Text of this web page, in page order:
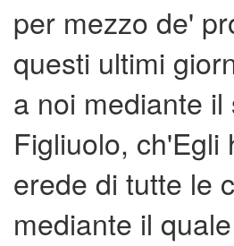
per mezzo de'
questi ultimi
a noi mediante il
Figliuolo, ch'Egli
erede di tutte le
mediante il